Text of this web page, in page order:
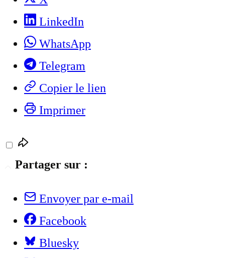
LinkedIn
WhatsApp
Telegram
Copier le lien
Imprimer
Partager sur :
Envoyer par e-mail
Facebook
Bluesky